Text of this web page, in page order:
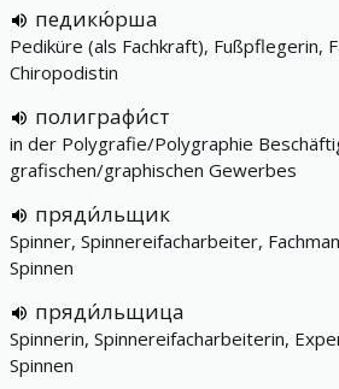
педикю́рша
Pediküre (als Fachkraft), Fußpflegerin,
Chiropodistin
полиграфи́ст
in der Polygrafie/Polygraphie
grafischen/graphischen Gewerbes
пряди́льщик
Spinner, Spinnereifacharbeiter,
Spinnen
пряди́льщица
Spinnerin, Spinnereifacharbeiterin,
Spinnen